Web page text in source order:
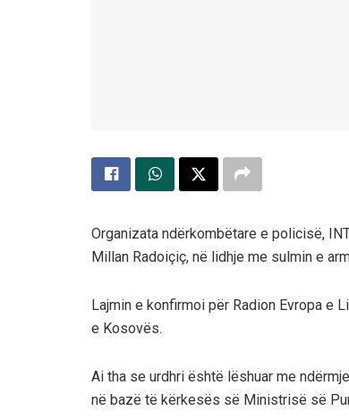
Organizata ndërkombëtare e policisë,
Millan Radoiçiç, në lidhje me sulmin e
Lajmin e konfirmoi për Radion Evropa e
e Kosovës.
Ai tha se urdhri është lëshuar me
në bazë të kërkesës së Ministrisë së